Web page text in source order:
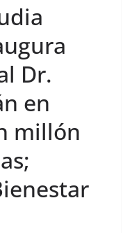
Dr.
en
millón